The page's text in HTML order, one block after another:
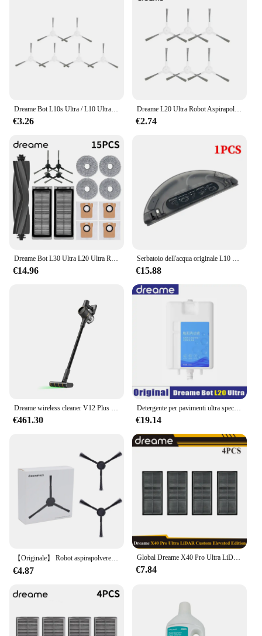
Dreame Bot L10s Ultra / L10 Ultra Robot Aspirapolvere Accessori Mop Sacchetto per la polvere Spazzola principale Spazzola laterale Sostituzione del filtro Hepa
€3.26
Dreame L20 Ultra Robot Aspirapolvere Pezzi di ricambio Dreame L30 Ultra Gomma Spazzole laterali principali Panni per mocio Filtri HEPA Accessori per sacchetti per la polvere
€2.74
Dreame Bot L30 Ultra L20 Ultra Robot Aspirapolvere Pezzi di ricambio Materiali di consumo Spazzola laterale principale Filtro Hepa Mop Panno Sacchetto per la polvere Accessori
€14.96
Serbatoio dell'acqua originale L10 Pro per Dreame D9 Pro D9 Plus D9 Max Finder RLS3 aspirapolvere pulizia Mop accessori di ricambio
€15.88
Dreame wireless cleaner V12 Plus rilevatore laser/2024 ultima certificazione/KC/dreame ufficiale come supporto
€461.30
Detergente per pavimenti ultra speciale originale Dreame L20 ultra L30 450ml
€19.14
【Originale】 Robot aspirapolvere Dreame L20 Ultra opzionale, spazzola a rullo, filtro, sacchetto per la polvere, panno per scopa, accessori per spazzole laterali
€4.87
Global Dreame X40 Pro Ultra LiDAR Custom Elevated Edition, parti per aspirapolvere S30 Pro UItra; spazzola laterale principale a rullo, sacchetto per la polvere
€7.84